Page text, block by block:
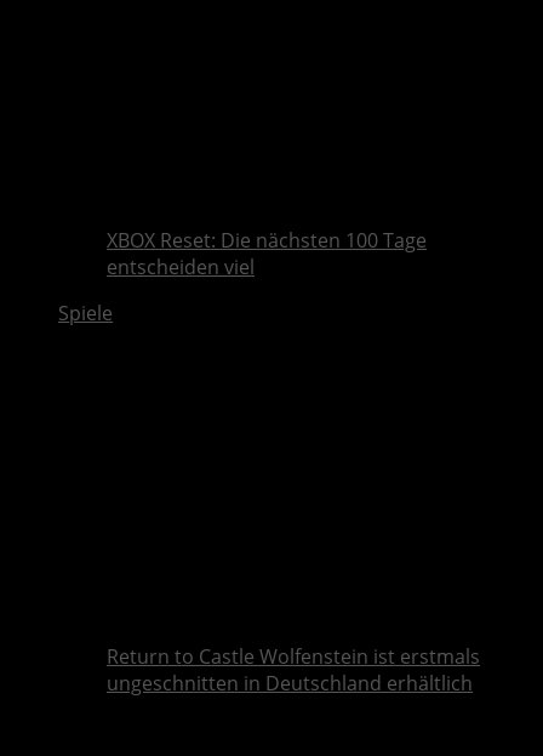
XBOX Reset: Die nächsten 100 Tage
entscheiden viel
Spiele
Return to Castle Wolfenstein ist erstmals
ungeschnitten in Deutschland erhältlich